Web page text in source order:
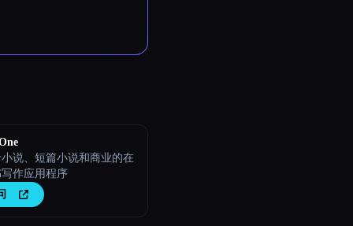
说、短篇小说和商业的在
作应用程序